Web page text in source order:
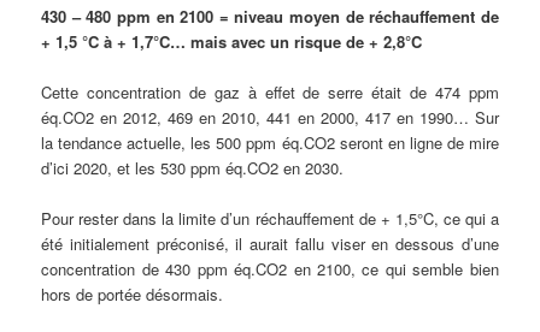
430 – 480 ppm en 2100 = niveau moyen de réchauffement de
+ 1,5 °C à + 1,7°C… mais avec un risque de + 2,8°C
Cette concentration de gaz à effet de serre était de 474 ppm
éq.CO2 en 2012, 469 en 2010, 441 en 2000, 417 en 1990… Sur
la tendance actuelle, les 500 ppm éq.CO2 seront en ligne de mire
d’ici 2020, et les 530 ppm éq.CO2 en 2030.
Pour rester dans la limite d’un réchauffement de + 1,5°C, ce qui a
été initialement préconisé, il aurait fallu viser en dessous d’une
concentration de 430 ppm éq.CO2 en 2100, ce qui semble bien
hors de portée désormais.